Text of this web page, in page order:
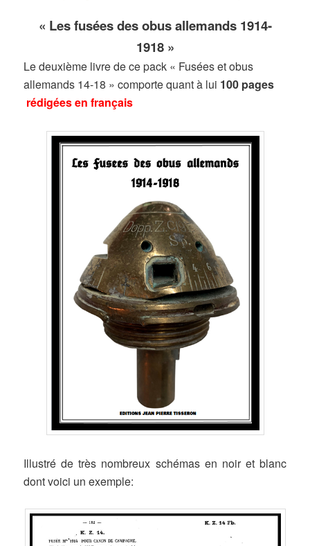
« Les fusées des obus allemands 1914-
1918 »
Le deuxième livre de ce pack « Fusées et obus
allemands 14-18 » comporte quant à lui 100 pages
rédigées en français
Illustré de très nombreux schémas en noir et blanc
dont voici un exemple: